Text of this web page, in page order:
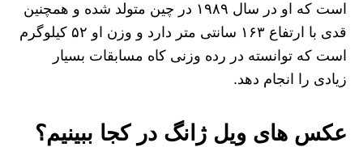
است که او در سال ۱۹۸۹ در چین متولد شده و همچنین
قدی با ارتفاع ۱۶۳ سانتی متر دارد و وزن او ۵۲ کیلوگرم
است که توانسته در رده وزنی کاه مسابقات بسیار
زیادی را انجام دهد.
عکس های ویل ژانگ در کجا ببینیم؟